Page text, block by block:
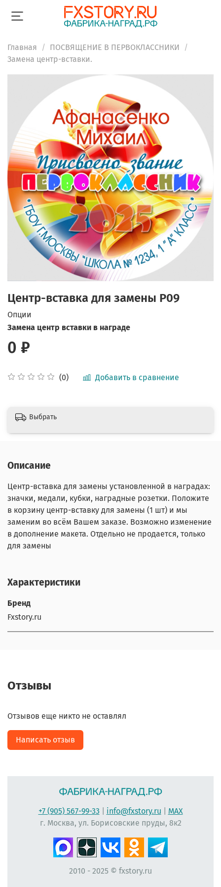
Главная
ПОСВЯЩЕНИЕ В ПЕРВОКЛАССНИКИ
Замена центр-вставки.
Центр-вставка для замены P09
(0) Добавить в сравнение
Опции
Замена центр вставки в награде
0 ₽
Выбрать
Описание
Центр-вставка для замены установленной в наградах:
значки, медали, кубки, наградные розетки. Положите
в корзину центр-вставку для замены (1 шт) и мы
заменим во всём Вашем заказе. Возможно изменение
в дополнение макета. Отдельно не продается, только
для замены
Характеристики
Бренд
Fxstory.ru
Отзывы
Отзывов еще никто не оставлял
Написать отзыв
+7 (905) 567-99-33 info@fxstory.ru
MAX
г. Москва, ул. Борисовские пруды, 8к2
2010 - 2025 © fxstory.ru